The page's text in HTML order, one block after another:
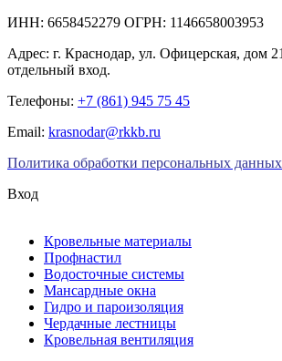
ИНН: 6658452279 ОГРН: 1146658003953
Адрес: г. Краснодар, ул. Офицерская, дом
отдельный вход.
Телефоны: +7 (861) 945 75 45
Email: krasnodar@rkkb.ru
Политика обработки персональных данных
Вход
Кровельные материалы
Профнастил
Водосточные системы
Мансардные окна
Гидро и пароизоляция
Чердачные лестницы
Кровельная вентиляция